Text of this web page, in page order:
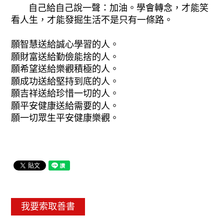
自己給自己說一聲：加油。學會轉念，才能笑
看人生，才能發掘生活不是只有一條路。
願智慧送給誠心學習的人。
願財富送給勤儉能捨的人。
願希望送給樂觀積極的人。
願成功送給堅持到底的人。
願吉祥送給珍惜一切的人。
願平安健康送給需要的人。
願一切眾生平安健康樂觀。
我要索取善書